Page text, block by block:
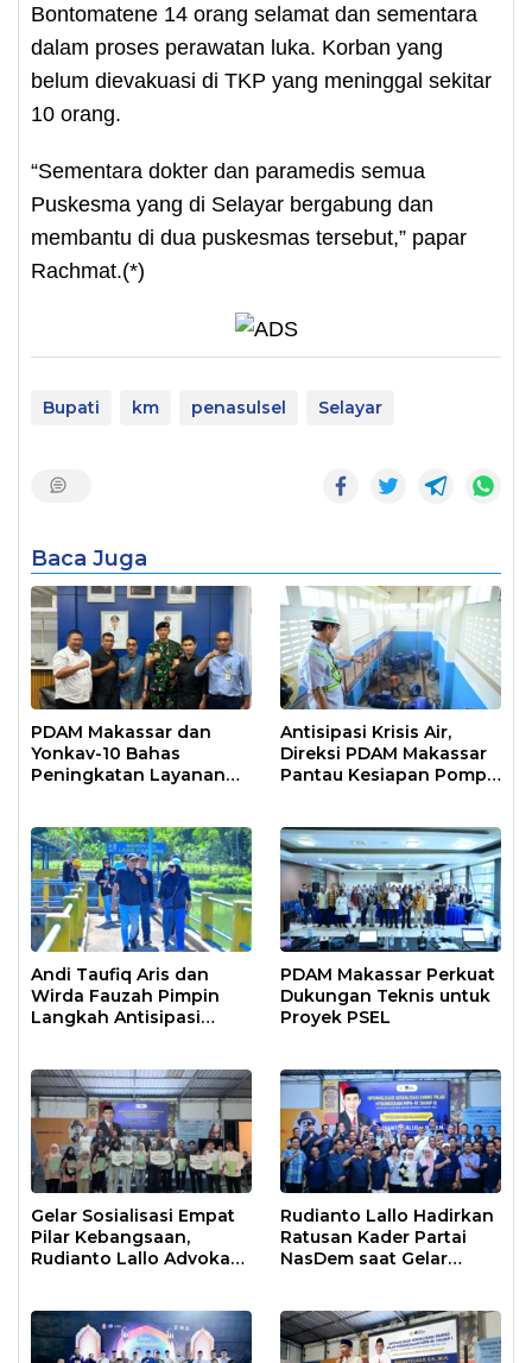
Bontomatene 14 orang selamat dan sementara
dalam proses perawatan luka. Korban yang
belum dievakuasi di TKP yang meninggal sekitar
10 orang.
“Sementara dokter dan paramedis semua
Puskesma yang di Selayar bergabung dan
membantu di dua puskesmas tersebut,” papar
Rachmat.(*)
Bupati km penasulsel Selayar
Baca Juga
PDAM Makassar dan
Yonkav-10 Bahas
Peningkatan Layanan
Antisipasi Krisis Air,
Direksi PDAM Makassar
Pantau Kesiapan Pompa
Andi Taufiq Aris dan
Wirda Fauzah Pimpin
Langkah Antisipasi
PDAM Makassar Perkuat
Dukungan Teknis untuk
Proyek PSEL
Gelar Sosialisasi Empat
Pilar Kebangsaan,
Rudianto Lallo Advokasi
Rudianto Lallo Hadirkan
Ratusan Kader Partai
NasDem saat Gelar